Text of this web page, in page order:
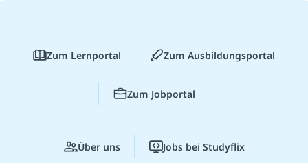
Zum Lernportal Zum Ausbildungsportal
Zum Jobportal
Über uns Jobs bei Studyflix